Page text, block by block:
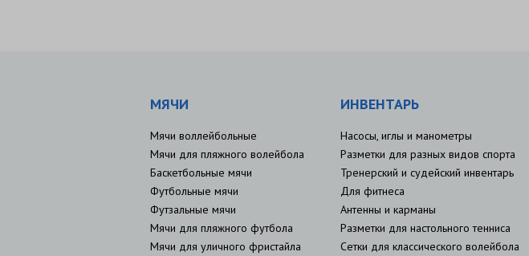
МЯЧИ
Мячи воллейбольные
Мячи для пляжного волейбола
Баскетбольные мячи
Футбольные мячи
Футзальные мячи
Мячи для пляжного футбола
Мячи для уличного фристайла
ИНВЕНТАРЬ
Насосы, иглы и манометры
Разметки для разных видов спорта
Тренерский и судейский инвентарь
Для фитнеса
Антенны и карманы
Разметки для настольного тенниса
Сетки для классического волейбола